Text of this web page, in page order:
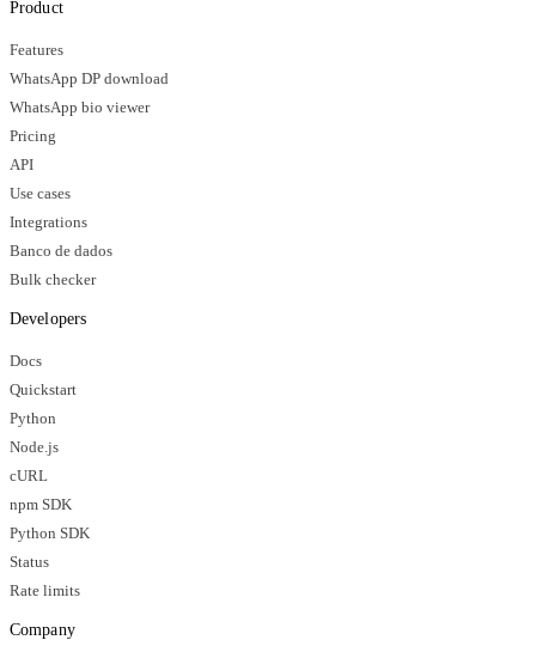
Product
Features
WhatsApp DP download
WhatsApp bio viewer
Pricing
API
Use cases
Integrations
Banco de dados
Bulk checker
Developers
Docs
Quickstart
Python
Node.js
cURL
npm SDK
Python SDK
Status
Rate limits
Company